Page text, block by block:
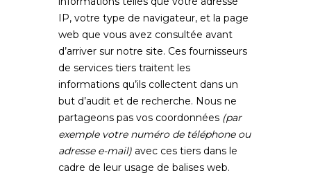
IP, votre type de navigateur, et la page
web que vous avez consultée avant
d’arriver sur notre site. Ces fournisseurs
de services tiers traitent les
informations qu’ils collectent dans un
but d’audit et de recherche. Nous ne
partageons pas vos coordonnées (par
exemple votre numéro de téléphone ou
adresse e-mail) avec ces tiers dans le
cadre de leur usage de balises web.